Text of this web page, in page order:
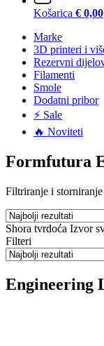
Košarica € 0,00
Marke
3D printeri i
Rezervni
Filamenti
Smole
Dodatni pribor
⚡ Sale
🔥 Noviteti
Formfutura
Filtriranje i storniranje
Shora tvrdoća Izvor
Filteri
Engineering